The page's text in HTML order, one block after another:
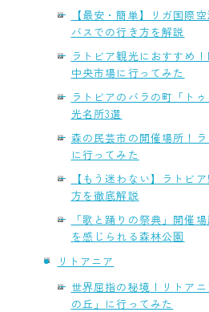
【最安・簡単】リガ国際
バスでの行き方を解説
ラトビア観光におすすめ
中央市場に行ってみた
ラトビアのバラの町「ト
光名所3選
森の民芸市の開催場所！
に行ってみた
【もう迷わない】ラトビ
方を徹底解説
「歌と踊りの祭典」開催
を感じられる森林公園
リトアニア
世界屈指の秘境！リトア
の丘」に行ってみた